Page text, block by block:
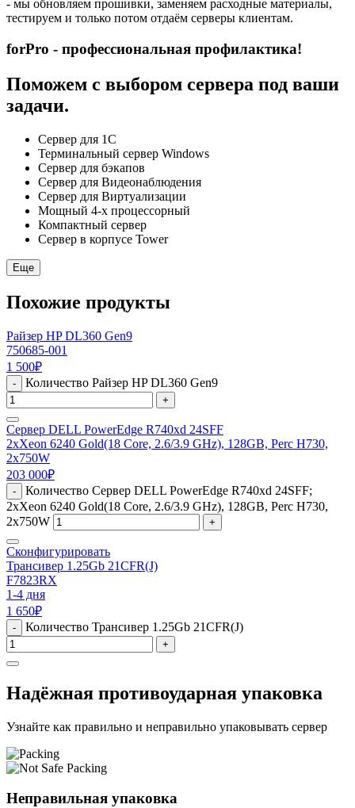
- мы обновляем прошивки, заменяем расходные материалы,
тестируем и только потом отдаём серверы клиентам.
forPro - профессиональная профилактика!
Поможем с выбором сервера под ваши
задачи.
Сервер для 1С
Терминальный сервер Windows
Сервер для бэкапов
Сервер для Видеонаблюдения
Сервер для Виртуализации
Мощный 4-х процессорный
Компактный сервер
Сервер в корпусе Tower
Еще
Похожие продукты
Райзер HP DL360 Gen9
750685-001
1 500₽
- Количество Райзер HP DL360 Gen9
+
Сервер DELL PowerEdge R740xd 24SFF
2xXeon 6240 Gold(18 Core, 2.6/3.9 GHz), 128GB, Perc H730,
2x750W
203 000₽
-
Количество Сервер DELL PowerEdge R740xd 24SFF;
2xXeon 6240 Gold(18 Core, 2.6/3.9 GHz), 128GB, Perc H730,
2x750W
+
Сконфигурировать
Трансивер 1.25Gb 21CFR(J)
F7823RX
1-4 дня
1 650₽
- Количество Трансивер 1.25Gb 21CFR(J)
+
Надёжная противоударная упаковка
Узнайте как правильно и неправильно упаковывать сервер
Неправильная упаковка